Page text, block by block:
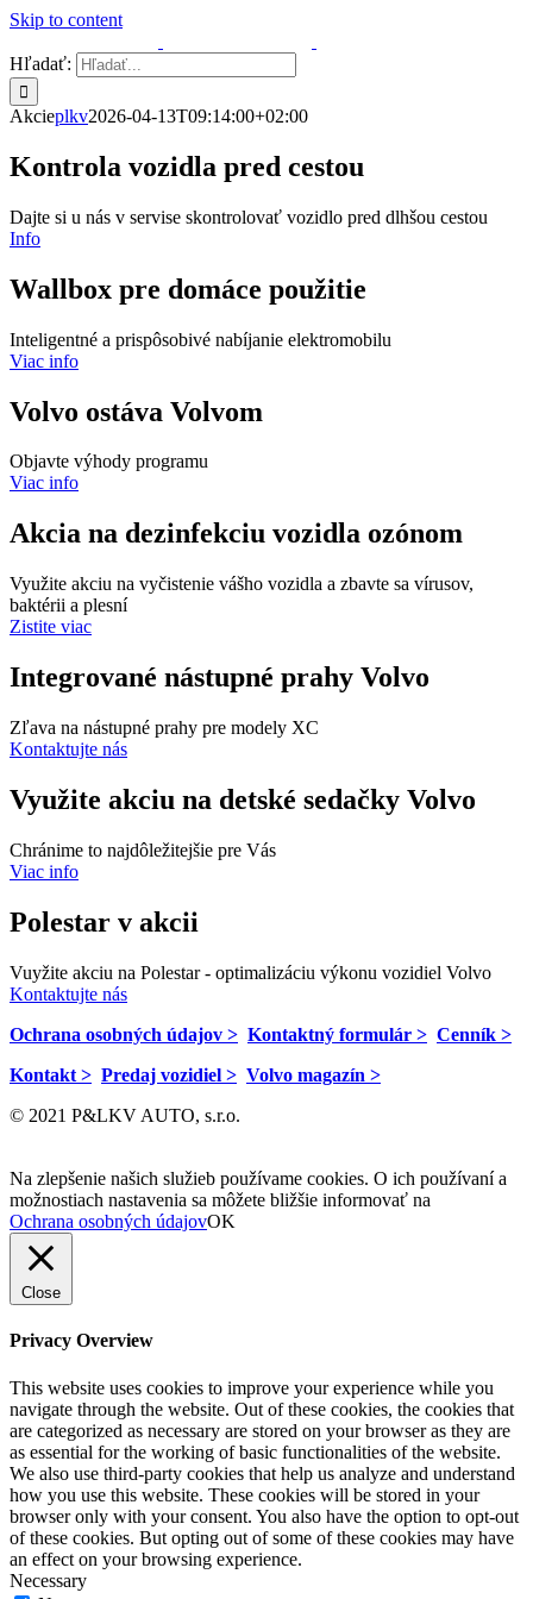
Skip to content
Hľadať:
Akcieplkv2026-04-13T09:14:00+02:00
Kontrola vozidla pred cestou
Dajte si u nás v servise skontrolovať vozidlo pred dlhšou cestou
Info
Wallbox pre domáce použitie
Inteligentné a prispôsobivé nabíjanie elektromobilu
Viac info
Volvo ostáva Volvom
Objavte výhody programu
Viac info
Akcia na dezinfekciu vozidla ozónom
Využite akciu na vyčistenie vášho vozidla a zbavte sa vírusov,
baktérii a plesní
Zistite viac
Integrované nástupné prahy Volvo
Zľava na nástupné prahy pre modely XC
Kontaktujte nás
Využite akciu na detské sedačky Volvo
Chránime to najdôležitejšie pre Vás
Viac info
Polestar v akcii
Vuyžite akciu na Polestar - optimalizáciu výkonu vozidiel Volvo
Kontaktujte nás
Ochrana osobných údajov > Kontaktný formulár > Cenník >
Kontakt > Predaj vozidiel > Volvo magazín >
© 2021 P&LKV AUTO, s.r.o.
Na zlepšenie našich služieb používame cookies. O ich používaní a
možnostiach nastavenia sa môžete bližšie informovať na
Ochrana osobných údajovOK
Close
Privacy Overview
This website uses cookies to improve your experience while you
navigate through the website. Out of these cookies, the cookies that
are categorized as necessary are stored on your browser as they are
as essential for the working of basic functionalities of the website.
We also use third-party cookies that help us analyze and understand
how you use this website. These cookies will be stored in your
browser only with your consent. You also have the option to opt-out
of these cookies. But opting out of some of these cookies may have
an effect on your browsing experience.
Necessary